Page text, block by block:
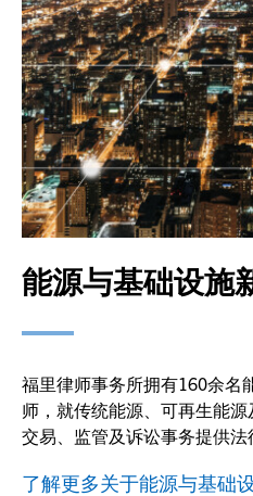
能源与基础设施
福里律师事务所拥有160余名
师，就传统能源、可再生能
交易、监管及诉讼事务提供法
了解更多关于能源与基础